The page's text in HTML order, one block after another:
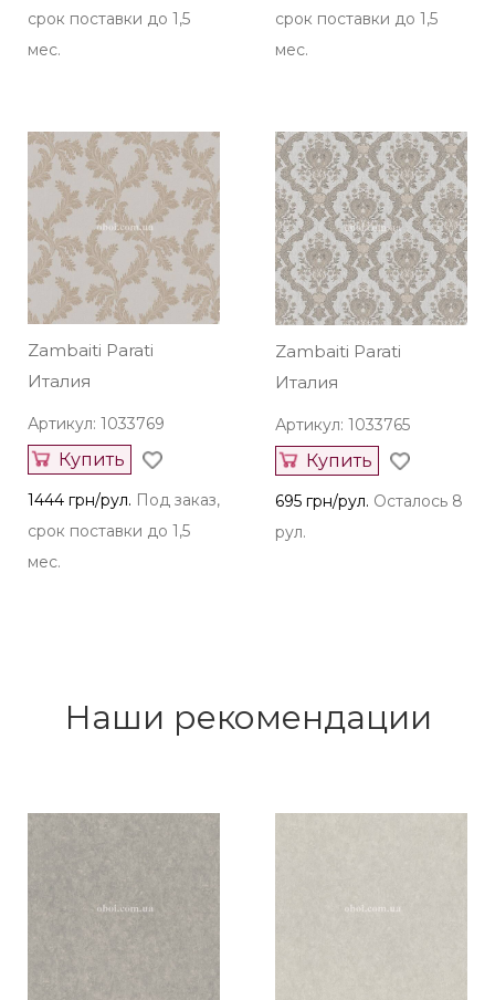
срок поставки до 1,5
мес.
срок поставки до 1,5
мес.
Zambaiti Parati
Италия
Артикул: 1033769
Купить
1444 грн/рул. Под заказ,
срок поставки до 1,5
мес.
Zambaiti Parati
Италия
Артикул: 1033765
Купить
695 грн/рул. Осталось 8
рул.
Наши рекомендации